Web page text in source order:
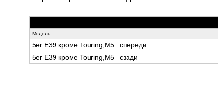
Модель
5er E39 кроме Touring,M5 спереди
5er E39 кроме Touring,M5
сзади